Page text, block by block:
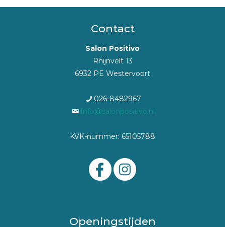
Contact
Salon Positivo
Rhijnvelt 13
6932 PE Westervoort
026-8482967
Info@salonpositivo.nl
KVK-nummer: 65105788
Openingstijden